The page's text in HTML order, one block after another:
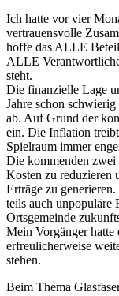
Ich hatte vor vier
vertrauensvolle
hoffe das ALLE
ALLE
steht.
Die finanzielle Lage
Jahre schon
ab. Auf Grund der
ein. Die Inflation
Spielraum immer
Die kommenden zwei
Kosten zu reduzieren
Erträge zu
teils auch unpopuläre
Ortsgemeinde
Mein Vorgänger hatte
erfreulicherweise
stehen.
Beim Thema